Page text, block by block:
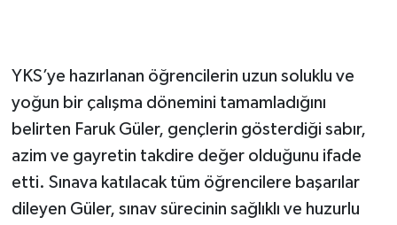
YKS’ye hazırlanan öğrencilerin uzun soluklu ve
yoğun bir çalışma dönemini tamamladığını
belirten Faruk Güler, gençlerin gösterdiği sabır,
azim ve gayretin takdire değer olduğunu ifade
etti. Sınava katılacak tüm öğrencilere başarılar
dileyen Güler, sınav sürecinin sağlıklı ve huzurlu
Sokak Hayvanlarını Sahiplendirme
Spor